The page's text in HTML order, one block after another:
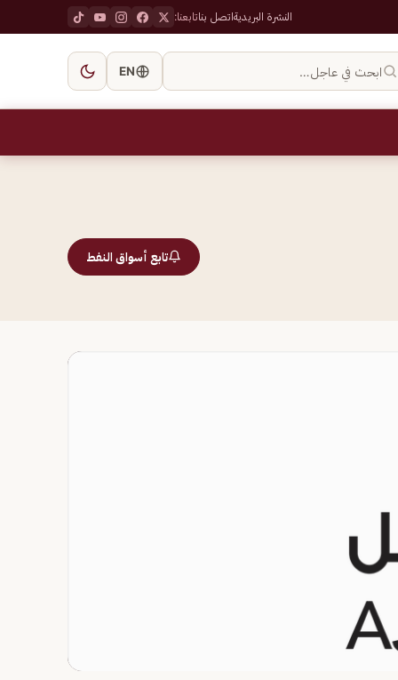
النشرة البريديةاتصل بناتابعنا:
ابحث في عاجل… EN
تابع أسواق النفط